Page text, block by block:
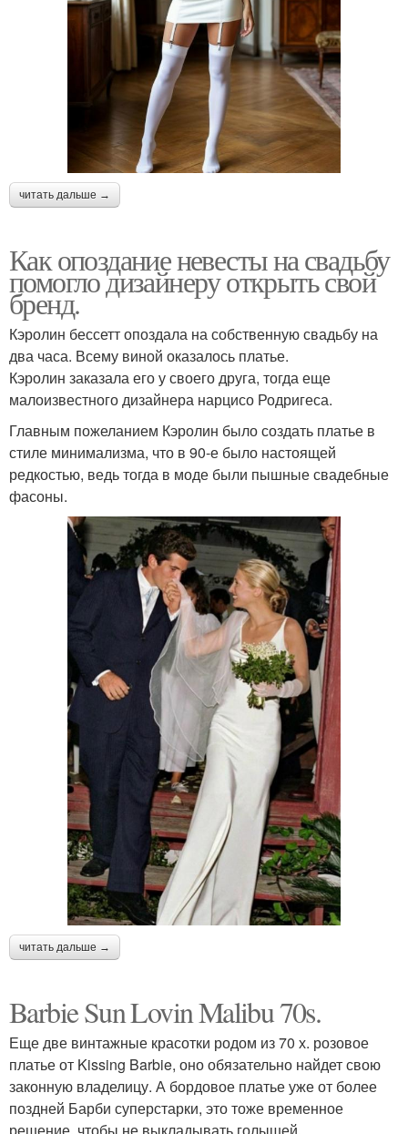
читать дальше →
Как опоздание невесты на свадьбу
помогло дизайнеру открыть свой
бренд.
Кэролин бессетт опоздала на собственную свадьбу на
два часа. Всему виной оказалось платье.
Кэролин заказала его у своего друга, тогда еще
малоизвестного дизайнера нарцисо Родригеса.
Главным пожеланием Кэролин было создать платье в
стиле минимализма, что в 90-е было настоящей
редкостью, ведь тогда в моде были пышные свадебные
фасоны.
читать дальше →
Barbie Sun Lovin Malibu 70s.
Еще две винтажные красотки родом из 70 х. розовое
платье от Kissing Barbie, оно обязательно найдет свою
законную владелицу. А бордовое платье уже от более
поздней Барби суперстарки, это тоже временное